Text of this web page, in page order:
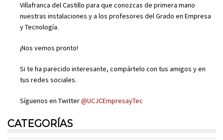
Villafranca del Castillo para que conozcas de primera mano
nuestras instalaciones y a los profesores del Grado en Empresa
y Tecnología.
¡Nos vemos pronto!
Si te ha parecido interesante, compártelo con tus amigos y en
tus redes sociales.
Síguenos en Twitter@UCJCEmpresayTec
CATEGORÍAS